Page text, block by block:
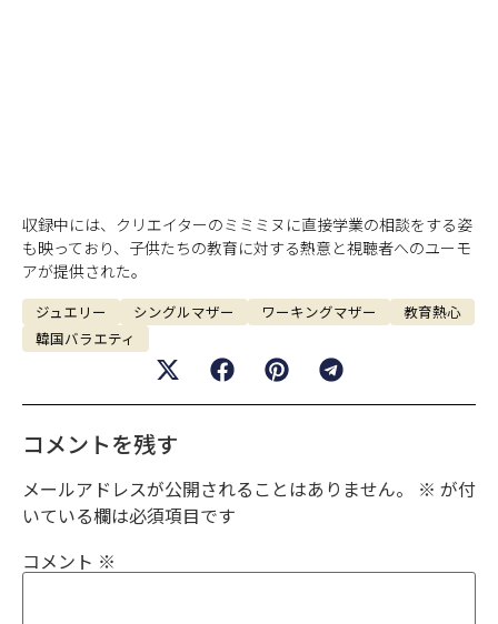
収録中には、クリエイターのミミミヌに直接学業の相談をする姿
も映っており、子供たちの教育に対する熱意と視聴者へのユーモ
アが提供された。
ジュエリー シングルマザー ワーキングマザー
教育熱心
韓国バラエティ
コメントを残す
メールアドレスが公開されることはありません。 ※ が付
いている欄は必須項目です
コメント ※